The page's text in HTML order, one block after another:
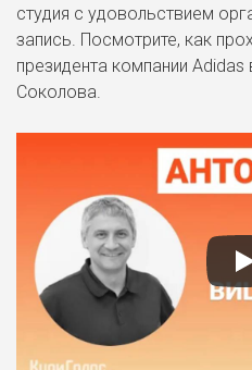
студия с удовольствием
запись. Посмотрите, как
президента компании
Соколова.